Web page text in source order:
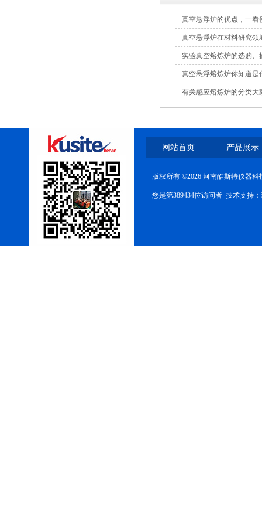
真空悬浮炉的优点，一看
真空悬浮炉在材料研究领
实验真空熔炼炉的选购、
真空悬浮熔炼炉你知道是
有关感应熔炼炉的分类大
网站首页 产品展示
版权所有 ©2026 河南酷斯特仪器
您是第389434位访问者 技术支持：